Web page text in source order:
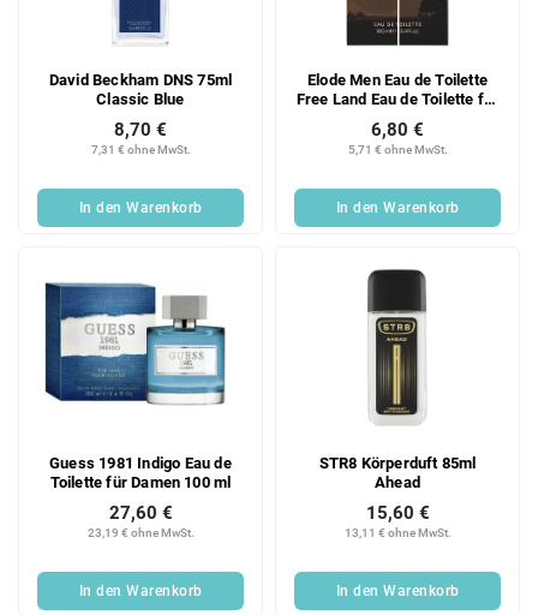
David Beckham DNS 75ml
Classic Blue
7,31 € ohne MwSt.
8,70 €
In den Warenkorb
Elode Men Eau de Toilette
Free Land Eau de Toilette für
Männer 100 ml
5,71 € ohne MwSt.
6,80 €
In den Warenkorb
Guess 1981 Indigo Eau de
Toilette für Damen 100 ml
23,19 € ohne MwSt.
27,60 €
In den Warenkorb
STR8 Körperduft 85ml
Ahead
13,11 € ohne MwSt.
15,60 €
In den Warenkorb